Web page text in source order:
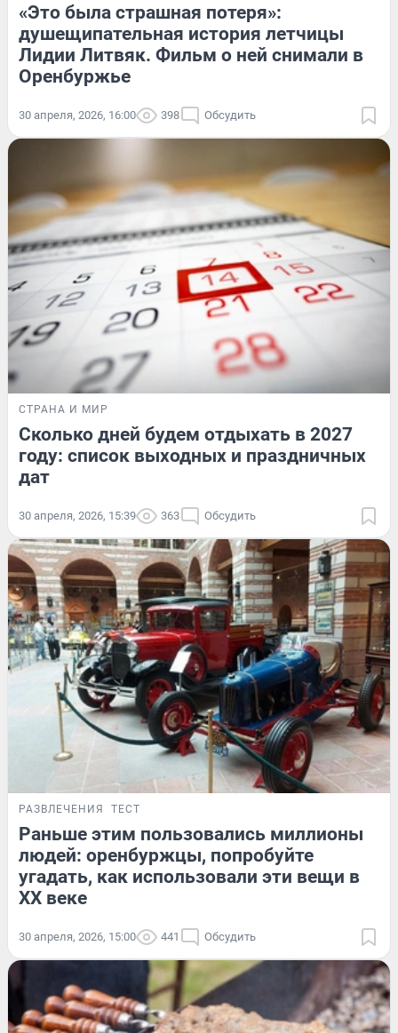
«Это была страшная потеря»:
душещипательная история летчицы
Лидии Литвяк. Фильм о ней снимали в
Оренбуржье
30 апреля, 2026, 16:00 398 Обсудить
СТРАНА И МИР
Сколько дней будем отдыхать в 2027
году: список выходных и праздничных
дат
30 апреля, 2026, 15:39 363 Обсудить
РАЗВЛЕЧЕНИЯ ТЕСТ
Раньше этим пользовались миллионы
людей: оренбуржцы, попробуйте
угадать, как использовали эти вещи в
XX веке
30 апреля, 2026, 15:00 441 Обсудить